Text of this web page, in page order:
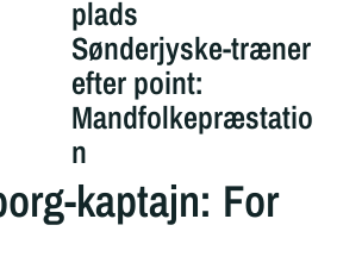
plads
Sønderjyske-træner
efter point:
Mandfolkepræstatio
n
kaptajn: For